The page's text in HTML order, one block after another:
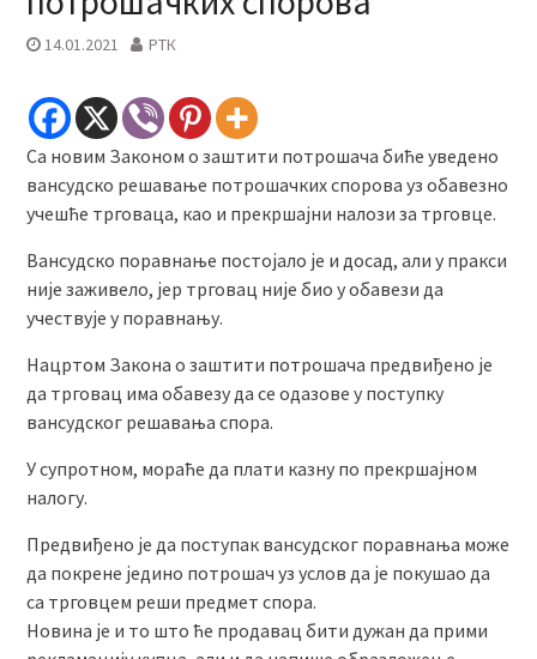
14.01.2021 РТК
Са новим Законом о заштити потрошача биће уведено
вансудско решавање потрошачких спорова уз обавезно
учешће трговаца, као и прекршајни налози за трговце.
Вансудско поравнање постојало је и досад, али у пракси
није заживело, јер трговац није био у обавези да
учествује у поравнању.
Нацртом Закона о заштити потрошача предвиђено је
да трговац има обавезу да се одазове у поступку
вансудског решавања спора.
У супротном, мораће да плати казну по прекршајном
налогу.
Предвиђено је да поступак вансудског поравнања може
да покрене једино потрошач уз услов да је покушао да
са трговцем реши предмет спора.
Новина је и то што ће продавац бити дужан да прими